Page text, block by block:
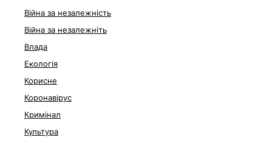
Війна за незалежність
Війна за незалежніть
Влада
Екологія
Корисне
Коронавірус
Кримінал
Культура